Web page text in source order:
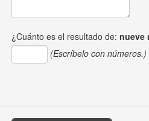
¿Cuánto es el resultado de: nueve
(Escríbelo con números.)